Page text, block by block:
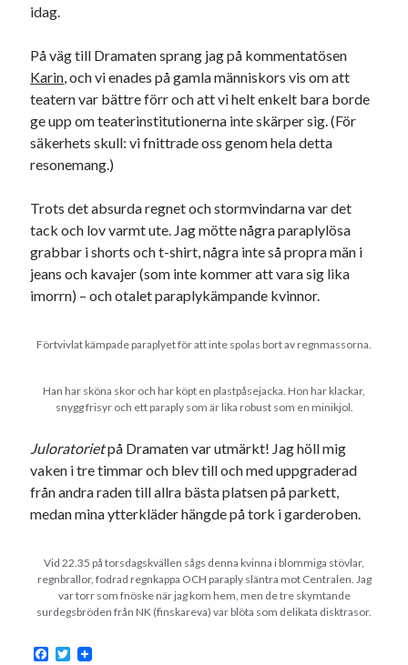
idag.
På väg till Dramaten sprang jag på kommentatösen
Karin, och vi enades på gamla människors vis om att
teatern var bättre förr och att vi helt enkelt bara borde
ge upp om teaterinstitutionerna inte skärper sig. (För
säkerhets skull: vi fnittrade oss genom hela detta
resonemang.)
Trots det absurda regnet och stormvindarna var det
tack och lov varmt ute. Jag mötte några paraplylösa
grabbar i shorts och t-shirt, några inte så propra män i
jeans och kavajer (som inte kommer att vara sig lika
imorrn) – och otalet paraplykämpande kvinnor.
Förtvivlat kämpade paraplyet för att inte spolas bort av regnmassorna.
Han har sköna skor och har köpt en plastpåsejacka. Hon har klackar,
snygg frisyr och ett paraply som är lika robust som en minikjol.
Juloratorietpå Dramaten var utmärkt! Jag höll mig
vaken i tre timmar och blev till och med uppgraderad
från andra raden till allra bästa platsen på parkett,
medan mina ytterkläder hängde på tork i garderoben.
Vid 22.35 på torsdagskvällen sågs denna kvinna i blommiga stövlar,
regnbrallor, fodrad regnkappa OCH paraply släntra mot Centralen. Jag
var torr som fnöske när jag kom hem, men de tre skymtande
surdegsbröden från NK (finskareva) var blöta som delikata disktrasor.
F
T